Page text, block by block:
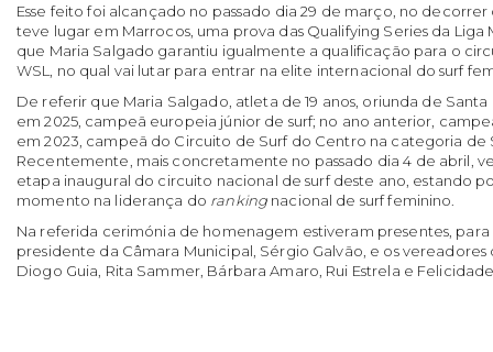
Esse feito foi alcançado no passado dia 29 de março, no
teve lugar em Marrocos, uma prova das Qualifying Series da Liga
que Maria Salgado garantiu igualmente a qualificação para o
WSL, no qual vai lutar para entrar na elite internacional do surf
De referir que Maria Salgado, atleta de 19 anos, oriunda de Santa
em 2025, campeã europeia júnior de surf; no ano anterior,
em 2023, campeã do Circuito de Surf do Centro na categoria de
Recentemente, mais concretamente no passado dia 4 de abril,
etapa inaugural do circuito nacional de surf deste ano, estando
momento na liderança do ranking nacional de surf feminino.
Na referida cerimónia de homenagem estiveram presentes,
presidente da Câmara Municipal, Sérgio Galvão, e os vereadores
Diogo Guia, Rita Sammer, Bárbara Amaro, Rui Estrela e